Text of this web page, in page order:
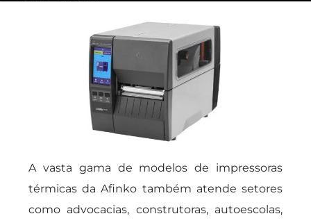
A vasta gama de modelos de impressoras
térmicas da Afinko também atende setores
como advocacias, construtoras, autoescolas,